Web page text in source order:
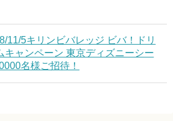
11/5キリンビバレッジ ビバ！ドリ
キャンペーン 東京ディズニーシー
名様ご招待！